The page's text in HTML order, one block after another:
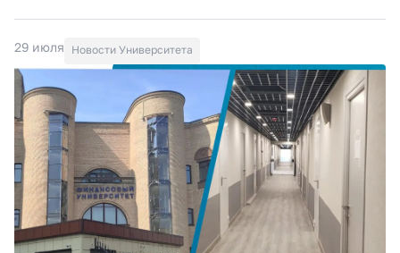
29 июля Новости Университета